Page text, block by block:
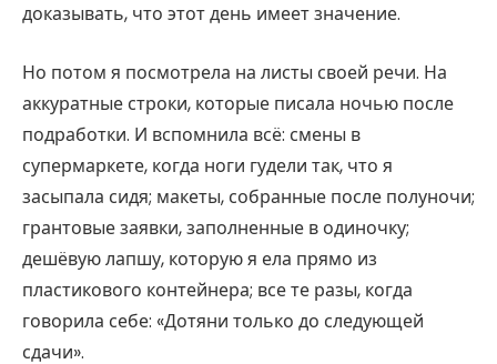
доказывать, что этот день имеет значение.
Но потом я посмотрела на листы своей речи. На
аккуратные строки, которые писала ночью после
подработки. И вспомнила всё: смены в
супермаркете, когда ноги гудели так, что я
засыпала сидя; макеты, собранные после полуночи;
грантовые заявки, заполненные в одиночку;
дешёвую лапшу, которую я ела прямо из
пластикового контейнера; все те разы, когда
говорила себе: «Дотяни только до следующей
сдачи».